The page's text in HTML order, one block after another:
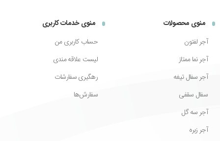
منوی محصولات
آجر لفتون
آجر نما ممتاز
آجر سفال تیغه
سفال سقفی
آجر سه گل
آجر زبره
منوی خدمات کاربری
حساب کاربری من
لیست علاقه مندی
رهگیری سفارشات
سفارش‌ها